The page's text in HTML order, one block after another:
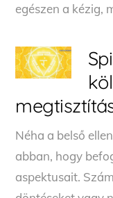
egészen a kézig,
Néha a belső
abban, hogy
aspektusait.